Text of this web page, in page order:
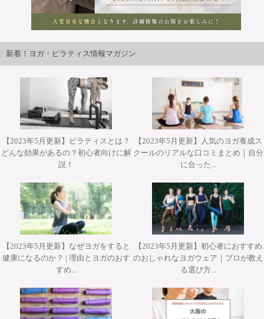
ジャパンツアーin大阪 開催決定！！
2026年9月25日・26日開講 パット・ガイトンピラティス
WSジャパンツアーin大阪 ”Pat Guyton Pilates Special
Summer Lab【対面】
2026年9月25日・26日開講 パット・ガイトンピラティス
WSジャパンツアーin大阪 ”Pat Guyton Pilates Special
Summer Lab マットクラス【対面・オンライン(ア－カイブ
視聴あり）】
2026年10月12日(月・祝)開催 Misa先生によるワークショッ
プ『エクササイズを分解して理解する オ－プンレッグロッ
カ－＆ティ－ザ－』【対面】
2026年10月31日(土)開催 YT２００短期集中養成コース・
ヨガアドバンス養成コース担当講師 武井典子先生による
ワークショップ『シヴァナンダヨガ 3時間プラクティス』
2026年11月28日(土)&29(日)開催 柳本和也先生 Special
Workshop 2Days【対面】
新着！ヨガ・ピラティス情報マガジン
【2023年5月更新】ピラティスとは？
どんな効果があるの？初心者向けに解
説！
【2023年5月更新】人気のヨガ養成ス
クールのリアルな口コミまとめ｜自分
に合った...
【2023年5月更新】なぜヨガをすると
健康になるのか？ | 理由とヨガのおす
すめ...
【2023年5月更新】初心者におすすめ
のおしゃれなヨガウェア｜プロが教え
る選び方...